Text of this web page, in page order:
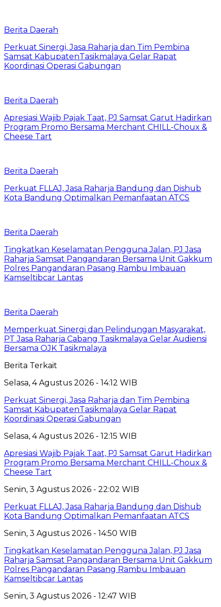
Berita Daerah
Perkuat Sinergi, Jasa Raharja dan Tim Pembina
Samsat KabupatenTasikmalaya Gelar Rapat
Koordinasi Operasi Gabungan
Berita Daerah
Apresiasi Wajib Pajak Taat, PJ Samsat Garut Hadirkan
Program Promo Bersama Merchant CHILL-Choux &
Cheese Tart
Berita Daerah
Perkuat FLLAJ, Jasa Raharja Bandung dan Dishub
Kota Bandung Optimalkan Pemanfaatan ATCS
Berita Daerah
Tingkatkan Keselamatan Pengguna Jalan, PJ Jasa
Raharja Samsat Pangandaran Bersama Unit Gakkum
Polres Pangandaran Pasang Rambu Imbauan
Kamseltibcar Lantas
Berita Daerah
Memperkuat Sinergi dan Pelindungan Masyarakat,
PT Jasa Raharja Cabang Tasikmalaya Gelar Audiensi
Bersama OJK Tasikmalaya
Berita Terkait
Selasa, 4 Agustus 2026 - 14:12 WIB
Perkuat Sinergi, Jasa Raharja dan Tim Pembina
Samsat KabupatenTasikmalaya Gelar Rapat
Koordinasi Operasi Gabungan
Selasa, 4 Agustus 2026 - 12:15 WIB
Apresiasi Wajib Pajak Taat, PJ Samsat Garut Hadirkan
Program Promo Bersama Merchant CHILL-Choux &
Cheese Tart
Senin, 3 Agustus 2026 - 22:02 WIB
Perkuat FLLAJ, Jasa Raharja Bandung dan Dishub
Kota Bandung Optimalkan Pemanfaatan ATCS
Senin, 3 Agustus 2026 - 14:50 WIB
Tingkatkan Keselamatan Pengguna Jalan, PJ Jasa
Raharja Samsat Pangandaran Bersama Unit Gakkum
Polres Pangandaran Pasang Rambu Imbauan
Kamseltibcar Lantas
Senin, 3 Agustus 2026 - 12:47 WIB